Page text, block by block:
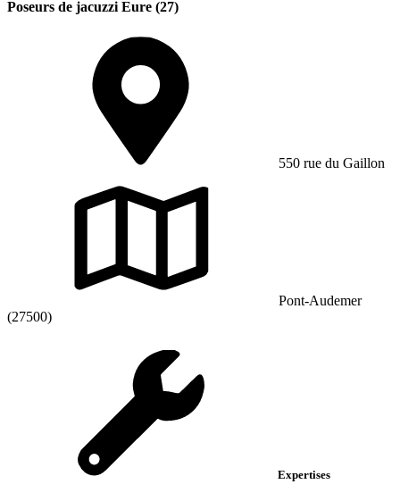
Poseurs de jacuzzi Eure (27)
550 rue du Gaillon
Pont-Audemer
(27500)
Expertises